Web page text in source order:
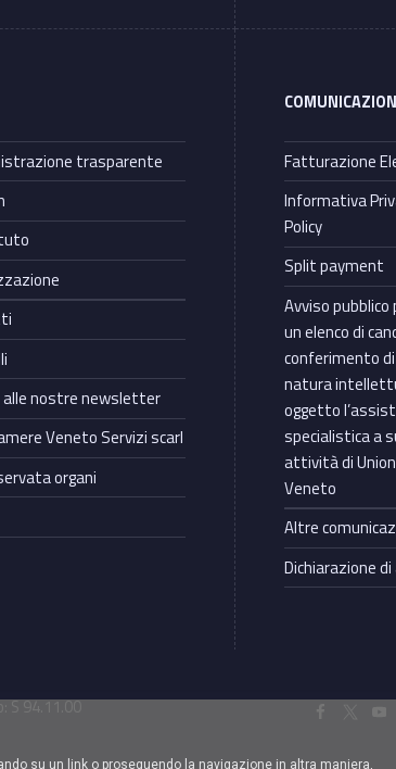
trasparente
alle nostre newsletter
Veneto Servizi scarl
organi
Fatturazione
Informativa
Policy
Split payment
Avviso
un elenco di
conferimento di
natura
oggetto
specialistica a
attività di
Veneto
Altre
Dichiarazione
S 94.11.00 Facebook Unioncamere VenetoTwitter Unioncamere Veneto
Youtube
su un link o proseguendo la navigazione in altra maniera,